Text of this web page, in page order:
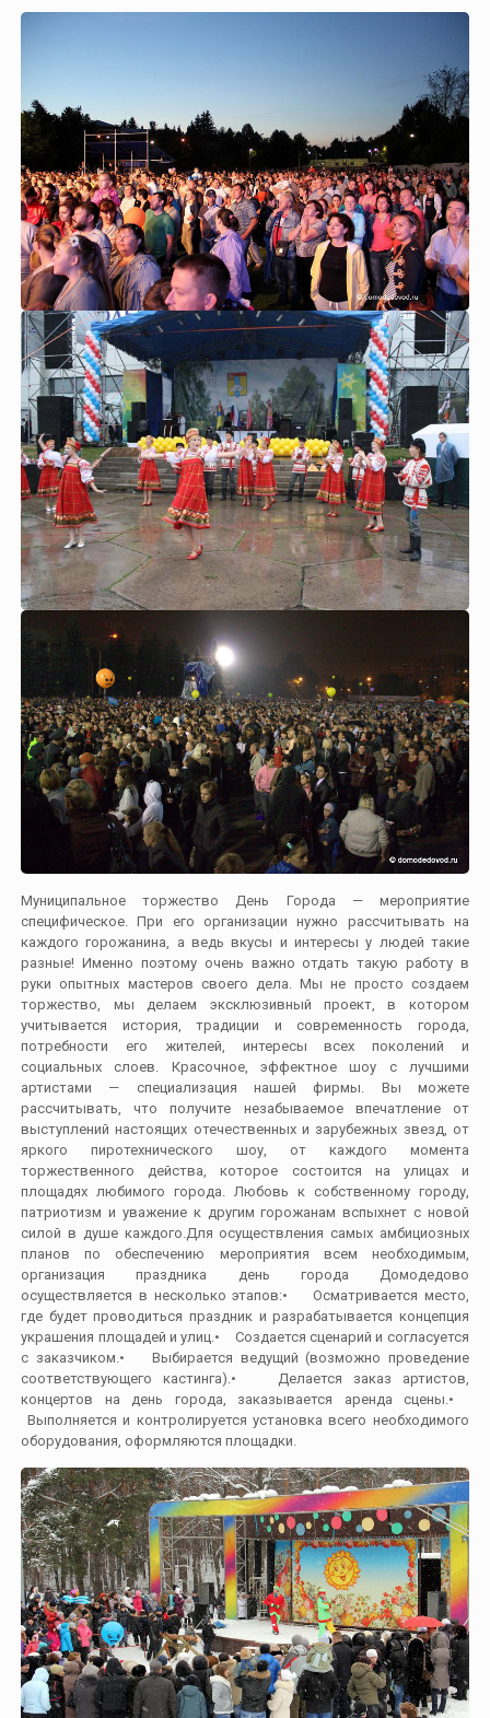
Муниципальное торжество День Города — мероприятие
специфическое. При его организации нужно рассчитывать на
каждого горожанина, а ведь вкусы и интересы у людей такие
разные! Именно поэтому очень важно отдать такую работу в
руки опытных мастеров своего дела. Мы не просто создаем
торжество, мы делаем эксклюзивный проект, в котором
учитывается история, традиции и современность города,
потребности его жителей, интересы всех поколений и
социальных слоев. Красочное, эффектное шоу с лучшими
артистами — специализация нашей фирмы. Вы можете
рассчитывать, что получите незабываемое впечатление от
выступлений настоящих отечественных и зарубежных звезд, от
яркого пиротехнического шоу, от каждого момента
торжественного действа, которое состоится на улицах и
площадях любимого города. Любовь к собственному городу,
патриотизм и уважение к другим горожанам вспыхнет с новой
силой в душе каждого.Для осуществления самых амбициозных
планов по обеспечению мероприятия всем необходимым,
организация праздника день города Домодедово
осуществляется в несколько этапов:• Осматривается место,
где будет проводиться праздник и разрабатывается концепция
украшения площадей и улиц.• Создается сценарий и согласуется
с заказчиком.• Выбирается ведущий (возможно проведение
соответствующего кастинга).• Делается заказ артистов,
концертов на день города, заказывается аренда сцены.•
Выполняется и контролируется установка всего необходимого
оборудования, оформляются площадки.